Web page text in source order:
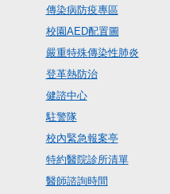
傳染病防疫專區
校園AED配置圖
嚴重特殊傳染性肺炎
登革熱防治
健諮中心
駐警隊
校內緊急報案亭
特約醫院診所清單
醫師諮詢時間